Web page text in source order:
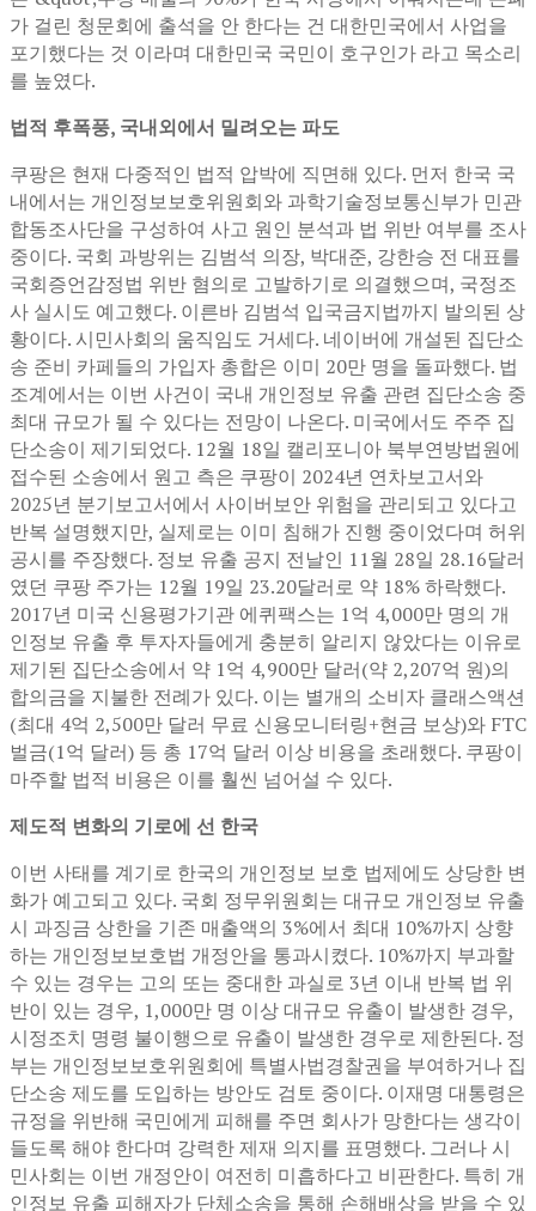
가 걸린 청문회에 출석을 안 한다는 건 대한민국에서 사업을
포기했다는 것 이라며 대한민국 국민이 호구인가 라고 목소리
를 높였다.
법적 후폭풍, 국내외에서 밀려오는 파도
쿠팡은 현재 다중적인 법적 압박에 직면해 있다. 먼저 한국 국
내에서는 개인정보보호위원회와 과학기술정보통신부가 민관
합동조사단을 구성하여 사고 원인 분석과 법 위반 여부를 조사
중이다. 국회 과방위는 김범석 의장, 박대준, 강한승 전 대표를
국회증언감정법 위반 혐의로 고발하기로 의결했으며, 국정조
사 실시도 예고했다. 이른바 김범석 입국금지법까지 발의된 상
황이다. 시민사회의 움직임도 거세다. 네이버에 개설된 집단소
송 준비 카페들의 가입자 총합은 이미 20만 명을 돌파했다. 법
조계에서는 이번 사건이 국내 개인정보 유출 관련 집단소송 중
최대 규모가 될 수 있다는 전망이 나온다. 미국에서도 주주 집
단소송이 제기되었다. 12월 18일 캘리포니아 북부연방법원에
접수된 소송에서 원고 측은 쿠팡이 2024년 연차보고서와
2025년 분기보고서에서 사이버보안 위험을 관리되고 있다고
반복 설명했지만, 실제로는 이미 침해가 진행 중이었다며 허위
공시를 주장했다. 정보 유출 공지 전날인 11월 28일 28.16달러
였던 쿠팡 주가는 12월 19일 23.20달러로 약 18% 하락했다.
2017년 미국 신용평가기관 에퀴팩스는 1억 4,000만 명의 개
인정보 유출 후 투자자들에게 충분히 알리지 않았다는 이유로
제기된 집단소송에서 약 1억 4,900만 달러(약 2,207억 원)의
합의금을 지불한 전례가 있다. 이는 별개의 소비자 클래스액션
(최대 4억 2,500만 달러 무료 신용모니터링+현금 보상)와 FTC
벌금(1억 달러) 등 총 17억 달러 이상 비용을 초래했다. 쿠팡이
마주할 법적 비용은 이를 훨씬 넘어설 수 있다.
제도적 변화의 기로에 선 한국
이번 사태를 계기로 한국의 개인정보 보호 법제에도 상당한 변
화가 예고되고 있다. 국회 정무위원회는 대규모 개인정보 유출
시 과징금 상한을 기존 매출액의 3%에서 최대 10%까지 상향
하는 개인정보보호법 개정안을 통과시켰다. 10%까지 부과할
수 있는 경우는 고의 또는 중대한 과실로 3년 이내 반복 법 위
반이 있는 경우, 1,000만 명 이상 대규모 유출이 발생한 경우,
시정조치 명령 불이행으로 유출이 발생한 경우로 제한된다. 정
부는 개인정보보호위원회에 특별사법경찰권을 부여하거나 집
단소송 제도를 도입하는 방안도 검토 중이다. 이재명 대통령은
규정을 위반해 국민에게 피해를 주면 회사가 망한다는 생각이
들도록 해야 한다며 강력한 제재 의지를 표명했다. 그러나 시
민사회는 이번 개정안이 여전히 미흡하다고 비판한다. 특히 개
인정보 유출 피해자가 단체소송을 통해 손해배상을 받을 수 있